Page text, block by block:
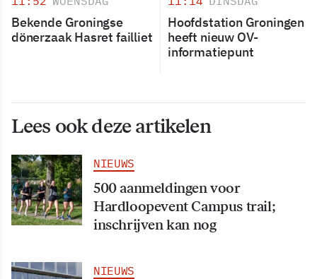
Bekende Groningse
dönerzaak Hasret failliet
Hoofdstation Groningen
heeft nieuw OV-
informatiepunt
Lees ook deze artikelen
NIEUWS
500 aanmeldingen voor
Hardloopevent Campus trail;
inschrijven kan nog
NIEUWS